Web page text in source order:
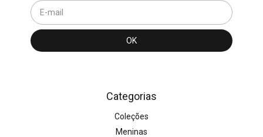
Categorias
Coleções
Meninas